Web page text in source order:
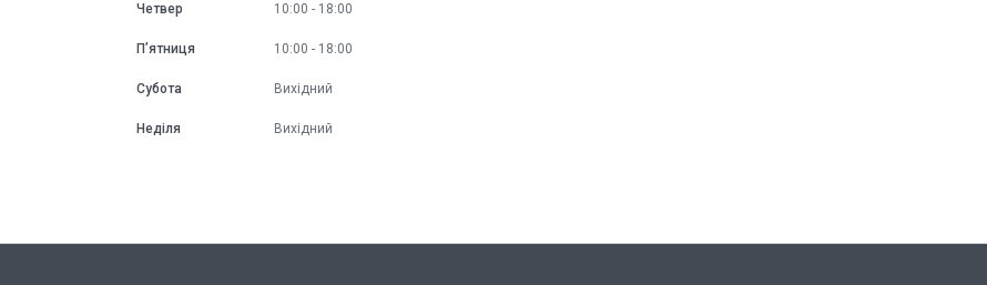
Четвер 10:00 18:00
Пʼятниця 10:00 18:00
Субота Вихідний
Неділя Вихідний